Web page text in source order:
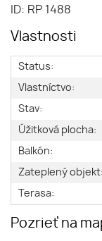
ID: RP 1488
Vlastnosti
Status:
Vlastníctvo:
Stav:
Úžitková plocha:
Balkón:
Zateplený objekt:
Terasa:
Pozrieť na